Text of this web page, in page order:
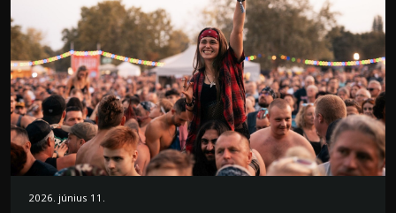
2026. június 11.